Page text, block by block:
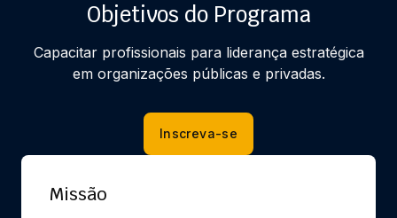
Objetivos do Programa
Capacitar profissionais para liderança estratégica
em organizações públicas e privadas.
Inscreva-se
Missão